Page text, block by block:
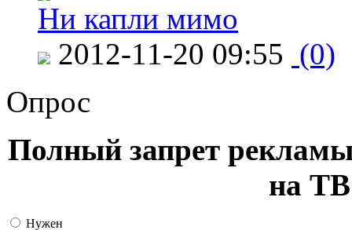
Ни капли мимо
2012-11-20 09:55 (0)
Опрос
Полный запрет
на ТВ
Нужен